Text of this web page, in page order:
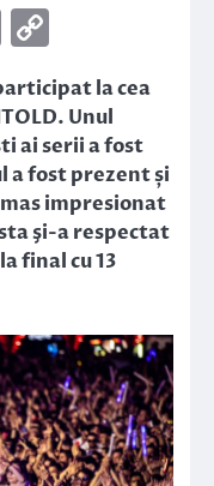
Email
Linkla cea
Unul
ai serii a fost
a fost prezent și
impresionat
şi-a respectat
final cu 13